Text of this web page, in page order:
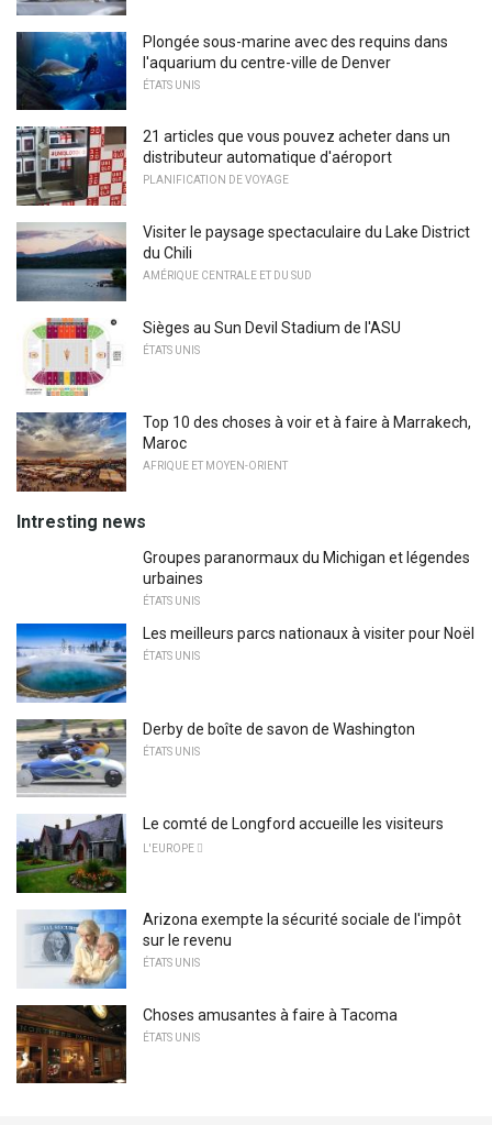
Plongée sous-marine avec des requins dans
l'aquarium du centre-ville de Denver
ÉTATS UNIS
21 articles que vous pouvez acheter dans un
distributeur automatique d'aéroport
PLANIFICATION DE VOYAGE
Visiter le paysage spectaculaire du Lake District
du Chili
AMÉRIQUE CENTRALE ET DU SUD
Sièges au Sun Devil Stadium de l'ASU
ÉTATS UNIS
Top 10 des choses à voir et à faire à Marrakech,
Maroc
AFRIQUE ET MOYEN-ORIENT
Intresting news
Groupes paranormaux du Michigan et légendes
urbaines
ÉTATS UNIS
Les meilleurs parcs nationaux à visiter pour Noël
ÉTATS UNIS
Derby de boîte de savon de Washington
ÉTATS UNIS
Le comté de Longford accueille les visiteurs
L'EUROPE 
Arizona exempte la sécurité sociale de l'impôt
sur le revenu
ÉTATS UNIS
Choses amusantes à faire à Tacoma
ÉTATS UNIS